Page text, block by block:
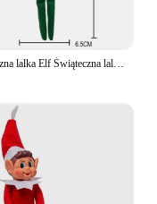
Świąteczna lalka Elf Świąteczna lalka Elf Zawieszka Ozdoba Ozdoba